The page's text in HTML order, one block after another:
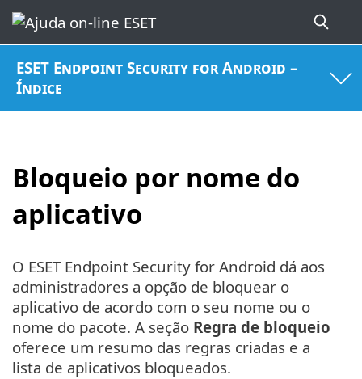
ESET Endpoint Security for Android –
Índice
Bloqueio por nome do
aplicativo
O ESET Endpoint Security for Android dá aos
administradores a opção de bloquear o
aplicativo de acordo com o seu nome ou o
nome do pacote. A seção Regra de bloqueio
oferece um resumo das regras criadas e a
lista de aplicativos bloqueados.